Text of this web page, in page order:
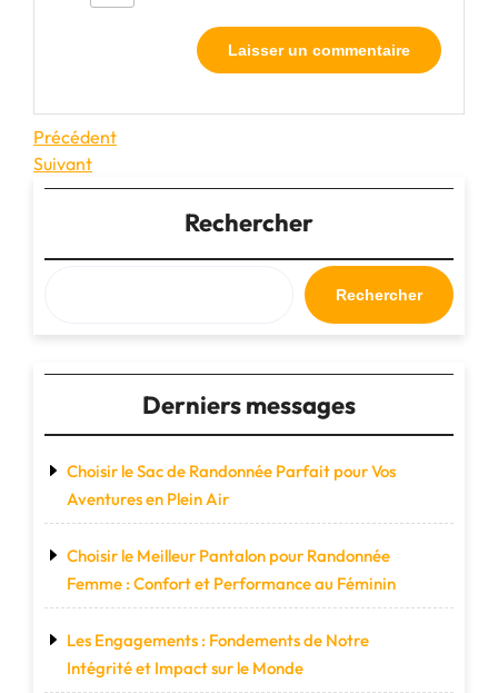
Navigation
de
Article
précédent
Précédent
Article
suivant
Suivant
Rechercher
Rechercher
Derniers messages
Choisir le Sac de Randonnée Parfait pour Vos
Aventures en Plein Air
Choisir le Meilleur Pantalon pour Randonnée
Femme : Confort et Performance au Féminin
Les Engagements : Fondements de Notre
Intégrité et Impact sur le Monde